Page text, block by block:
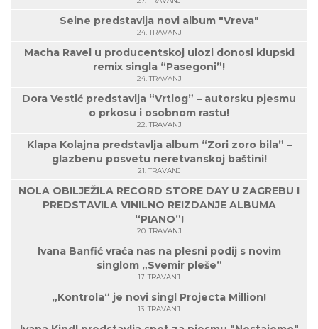
Seine predstavlja novi album "Vreva"
24. TRAVANJ
Macha Ravel u producentskoj ulozi donosi klupski
remix singla “Pasegoni”!
24. TRAVANJ
Dora Vestić predstavlja “Vrtlog” – autorsku pjesmu
o prkosu i osobnom rastu!
22. TRAVANJ
Klapa Kolajna predstavlja album “Zori zoro bila” –
glazbenu posvetu neretvanskoj baštini!
21. TRAVANJ
NOLA OBILJEŽILA RECORD STORE DAY U ZAGREBU I
PREDSTAVILA VINILNO REIZDANJE ALBUMA
“PIANO”!
20. TRAVANJ
Ivana Banfić vraća nas na plesni podij s novim
singlom „Svemir pleše”
17. TRAVANJ
„Kontrola“ je novi singl Projecta Million!
13. TRAVANJ